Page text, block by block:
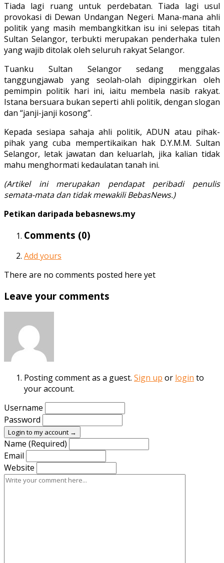
Tiada lagi ruang untuk perdebatan. Tiada lagi usul
provokasi di Dewan Undangan Negeri. Mana-mana ahli
politik yang masih membangkitkan isu ini selepas titah
Sultan Selangor, terbukti merupakan penderhaka tulen
yang wajib ditolak oleh seluruh rakyat Selangor.
Tuanku Sultan Selangor sedang menggalas
tanggungjawab yang seolah-olah dipinggirkan oleh
pemimpin politik hari ini, iaitu membela nasib rakyat.
Istana bersuara bukan seperti ahli politik, dengan slogan
dan “janji-janji kosong”.
Kepada sesiapa sahaja ahli politik, ADUN atau pihak-
pihak yang cuba mempertikaikan hak D.Y.M.M. Sultan
Selangor, letak jawatan dan keluarlah, jika kalian tidak
mahu menghormati kedaulatan tanah ini.
(Artikel ini merupakan pendapat peribadi penulis
semata-mata dan tidak mewakili BebasNews.)
Petikan daripada bebasnews.my
Comments (0)
Add yours
There are no comments posted here yet
Leave your comments
Posting comment as a guest. Sign up or login to
your account.
Username
Password
Login to my account →
Name (Required)
Email
Website